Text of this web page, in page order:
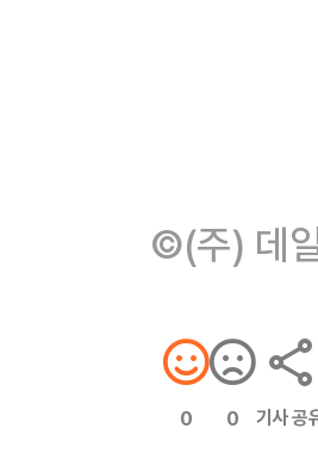
©(주) 데
0 0 기사 공